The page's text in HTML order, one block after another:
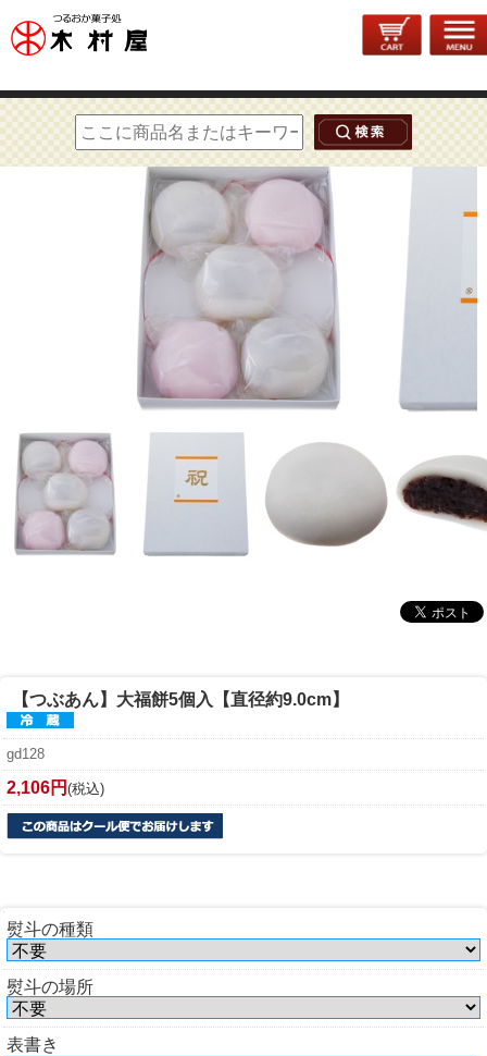
トップページ>和菓子>大福餅> 大福餅5個入【直径約9.0cm】
【つぶあん】 大福餅5個入【直径約9.0cm】
gd128
2,106円 (税込)
熨斗の種類
熨斗の場所
表書き